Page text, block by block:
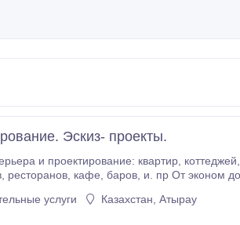
Эскиз- проекты.
услуги Казахстан, Атырау